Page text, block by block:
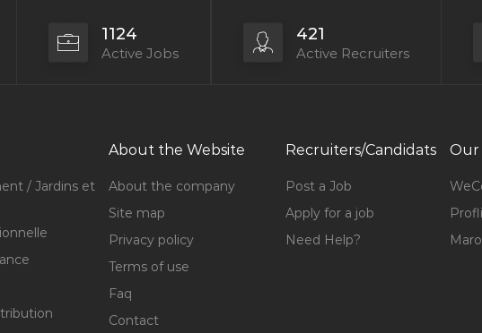
1124
Active Jobs
421
Active Recruiters
/ Jardins et
About the Website
About the company
Site map
Privacy policy
Terms of use
Faq
Contact
Recruiters/Candidats
Post a Job
Apply for a job
Need Help?
Our